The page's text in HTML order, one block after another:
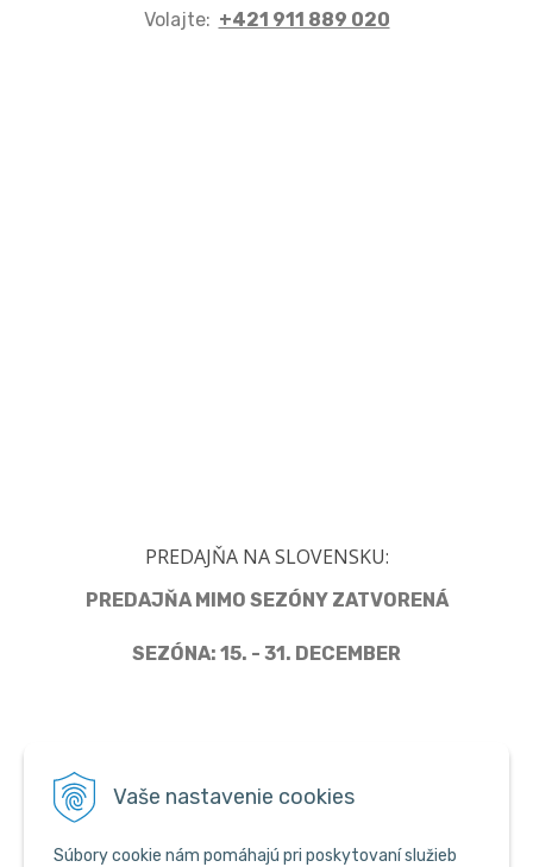
Vaše nastavenie cookies
Súbory cookie nám pomáhajú pri poskytovaní služieb
Volajte: +421 911 889 020
PREDAJŇA NA SLOVENSKU:
PREDAJŇA MIMO SEZÓNY ZATVORENÁ
SEZÓNA: 15. - 31. DECEMBER